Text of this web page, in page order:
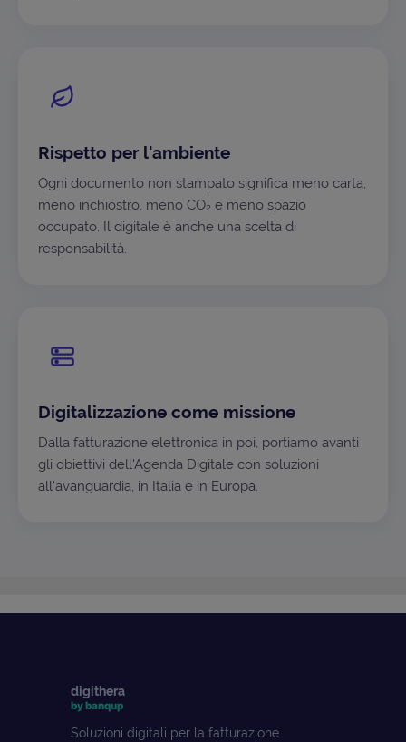
Rispetto per l'ambiente
Ogni documento non stampato significa meno carta,
meno inchiostro, meno CO₂ e meno spazio
occupato. Il digitale è anche una scelta di
responsabilità.
Digitalizzazione come missione
Dalla fatturazione elettronica in poi, portiamo avanti
gli obiettivi dell'Agenda Digitale con soluzioni
all'avanguardia, in Italia e in Europa.
digithera
by banqup
Soluzioni digitali per la fatturazione